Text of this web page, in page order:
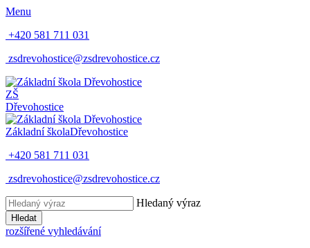
Menu
+420 581 711 031
zsdrevohostice@zsdrevohostice.cz
ZŠ
Dřevohostice
Základní školaDřevohostice
+420 581 711 031
zsdrevohostice@zsdrevohostice.cz
Hledaný výraz
Hledat
rozšířené vyhledávání